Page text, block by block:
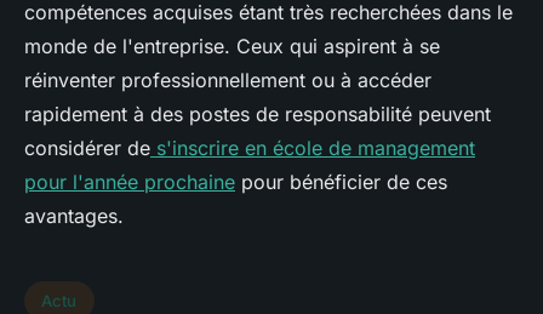
compétences acquises étant très recherchées dans le
monde de l'entreprise. Ceux qui aspirent à se
réinventer professionnellement ou à accéder
rapidement à des postes de responsabilité peuvent
considérer de s'inscrire en école de management
pour l'année prochaine pour bénéficier de ces
avantages.
Actu